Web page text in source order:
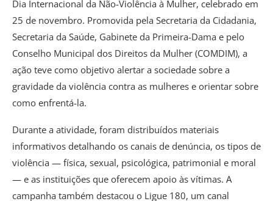
Dia Internacional da Não-Violência à Mulher, celebrado em
25 de novembro. Promovida pela Secretaria da Cidadania,
Secretaria da Saúde, Gabinete da Primeira-Dama e pelo
Conselho Municipal dos Direitos da Mulher (COMDIM), a
ação teve como objetivo alertar a sociedade sobre a
gravidade da violência contra as mulheres e orientar sobre
como enfrentá-la.
Durante a atividade, foram distribuídos materiais
informativos detalhando os canais de denúncia, os tipos de
violência — física, sexual, psicológica, patrimonial e moral
— e as instituições que oferecem apoio às vítimas. A
campanha também destacou o Ligue 180, um canal